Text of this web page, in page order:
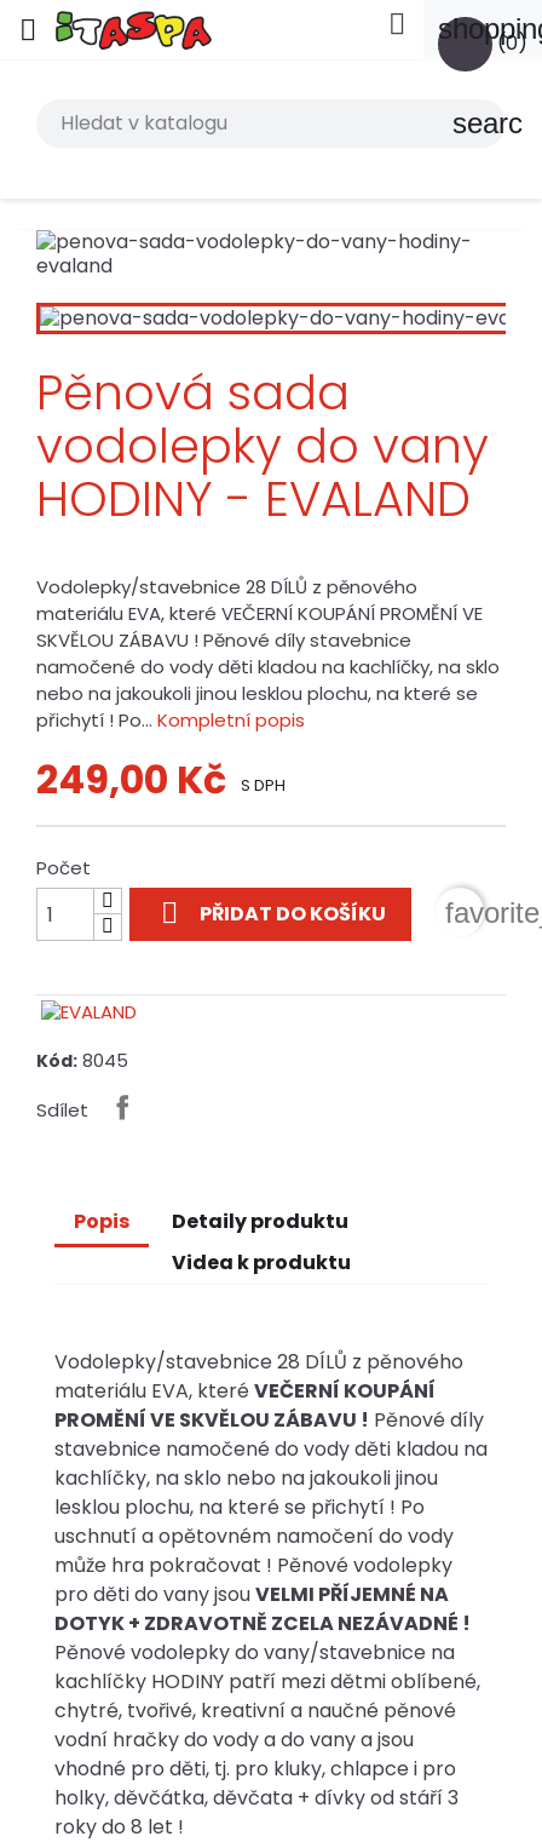
 (0)

search
Pěnová sada
vodolepky do vany
HODINY - EVALAND
Vodolepky/stavebnice 28 DÍLŮ z pěnového
materiálu EVA, které VEČERNÍ KOUPÁNÍ PROMĚNÍ VE
SKVĚLOU ZÁBAVU ! Pěnové díly stavebnice
namočené do vody děti kladou na kachlíčky, na sklo
nebo na jakoukoli jinou lesklou plochu, na které se
přichytí ! Po... Kompletní popis
249,00 Kč S DPH
Počet
 PŘIDAT DO KOŠÍKU
Kód: 8045
Sdílet
Popis
Detaily produktu
Videa k produktu
Vodolepky/stavebnice 28 DÍLŮ z pěnového
materiálu EVA, kteréVEČERNÍ KOUPÁNÍ
PROMĚNÍ VE SKVĚLOU ZÁBAVU ! Pěnové díly
stavebnice namočené do vody děti kladou na
kachlíčky, na sklo nebo na jakoukoli jinou
lesklou plochu, na které se přichytí ! Po
uschnutí a opětovném namočení do vody
může hra pokračovat ! Pěnové vodolepky
pro děti do vany jsouVELMI PŘÍJEMNÉ NA
DOTYK + ZDRAVOTNĚ ZCELA NEZÁVADNÉ !
Pěnové vodolepky do vany/stavebnice na
kachlíčky HODINY patří mezi dětmi oblíbené,
chytré, tvořivé, kreativní a naučné pěnové
vodní hračky do vody a do vany a jsou
vhodné pro děti, tj. pro kluky, chlapce i pro
holky, děvčátka, děvčata + dívky od stáří 3
roky do 8 let !